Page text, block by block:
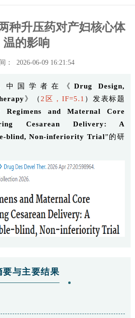
种升压药对产妇核心体
温的影响
： 2026-06-09 16:21:54
中国学者在《 Drug Design,
》（ 2区，IF=5.1 ）发表标题
Regimens and Maternal Core
Cesarean Delivery: A
Non‑inferiority Trial”的研
要与主要结果